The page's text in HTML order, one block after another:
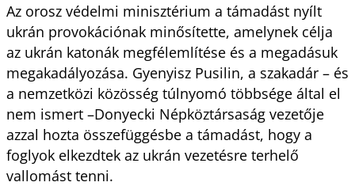
Az orosz védelmi minisztérium a támadást nyílt
ukrán provokációnak minősítette, amelynek célja
az ukrán katonák megfélemlítése és a megadásuk
megakadályozása. Gyenyisz Pusilin, a szakadár – és
a nemzetközi közösség túlnyomó többsége által el
nem ismert –Donyecki Népköztársaság vezetője
azzal hozta összefüggésbe a támadást, hogy a
foglyok elkezdtek az ukrán vezetésre terhelő
vallomást tenni.